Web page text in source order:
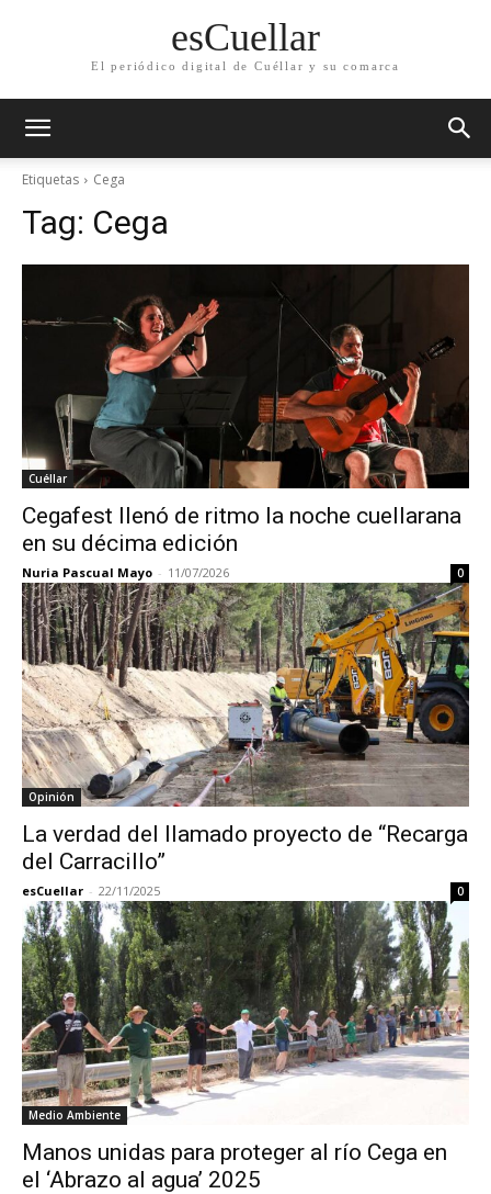
esCuellar
El periódico digital de Cuéllar y su comarca
Etiquetas Cega
Tag: Cega
Cuéllar
Cegafest llenó de ritmo la noche cuellarana
en su décima edición
Nuria Pascual Mayo - 11/07/2026 0
Opinión
La verdad del llamado proyecto de “Recarga
del Carracillo”
esCuellar - 22/11/2025 0
Medio Ambiente
Manos unidas para proteger al río Cega en
el ‘Abrazo al agua’ 2025